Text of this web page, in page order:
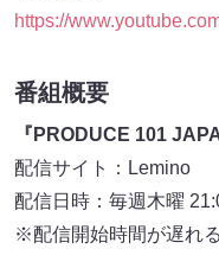
https://
番組概要
『PRODUCE 101
配信サイト：Lemino
配信日時：毎週木曜
※配信開始時間が遅れ